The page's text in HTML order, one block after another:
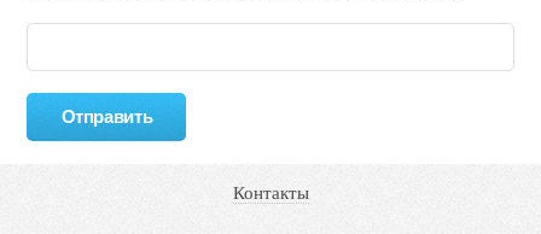
Контакты